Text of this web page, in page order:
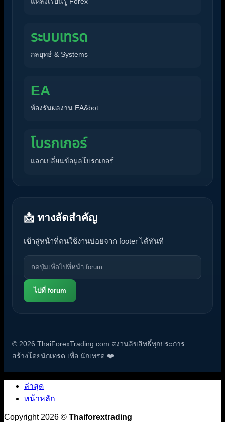
ระบบเทรด
กลยุทธ์ & Systems
EA
ห้องรันผลงาน EA&bot
โบรกเกอร์
แลกเปลี่ยนข้อมูลโบรกเกอร์
📩 ทางลัดสำคัญ
เข้าสู่หน้าที่คนใช้งานบ่อยจาก footer ได้ทันที
ไปที่ forum
© 2026 ThaiForexTrading.com สงวนลิขสิทธิ์ทุกประการ
สร้างโดยนักเทรด เพื่อ นักเทรด ❤️
ล่าสุด
หน้าหลัก
Copyright 2026 © Thaiforextrading